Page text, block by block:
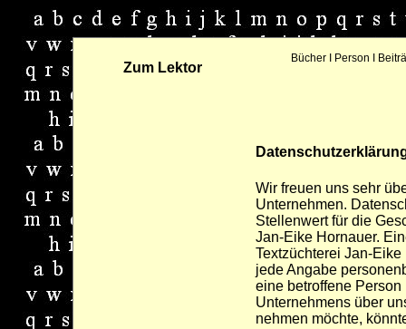
Zum Lektor
Bücher Person
Wir freuen uns sehr
Unternehmen.
Stellenwert für die
Jan-Eike Hornauer.
Textzüchterei Jan-
jede Angabe
eine betroffene
Unternehmens über
nehmen möchte,